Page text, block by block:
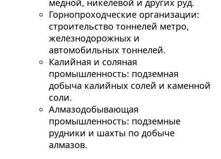
медной, никелевой и других руд.
Горнопроходческие организации:
строительство тоннелей метро,
железнодорожных и
автомобильных тоннелей.
Калийная и соляная
промышленность: подземная
добыча калийных солей и каменной
соли.
Алмазодобывающая
промышленность: подземные
рудники и шахты по добыче
алмазов.